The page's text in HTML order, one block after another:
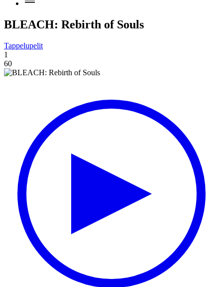
BLEACH: Rebirth of Souls
Tappelupelit
1
60